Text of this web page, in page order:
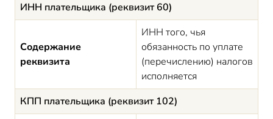
ИНН плательщика (реквизит 60)
Содержание
реквизита
ИНН того, чья
обязанность по уплате
(перечислению) налогов
исполняется
КПП плательщика (реквизит 102)